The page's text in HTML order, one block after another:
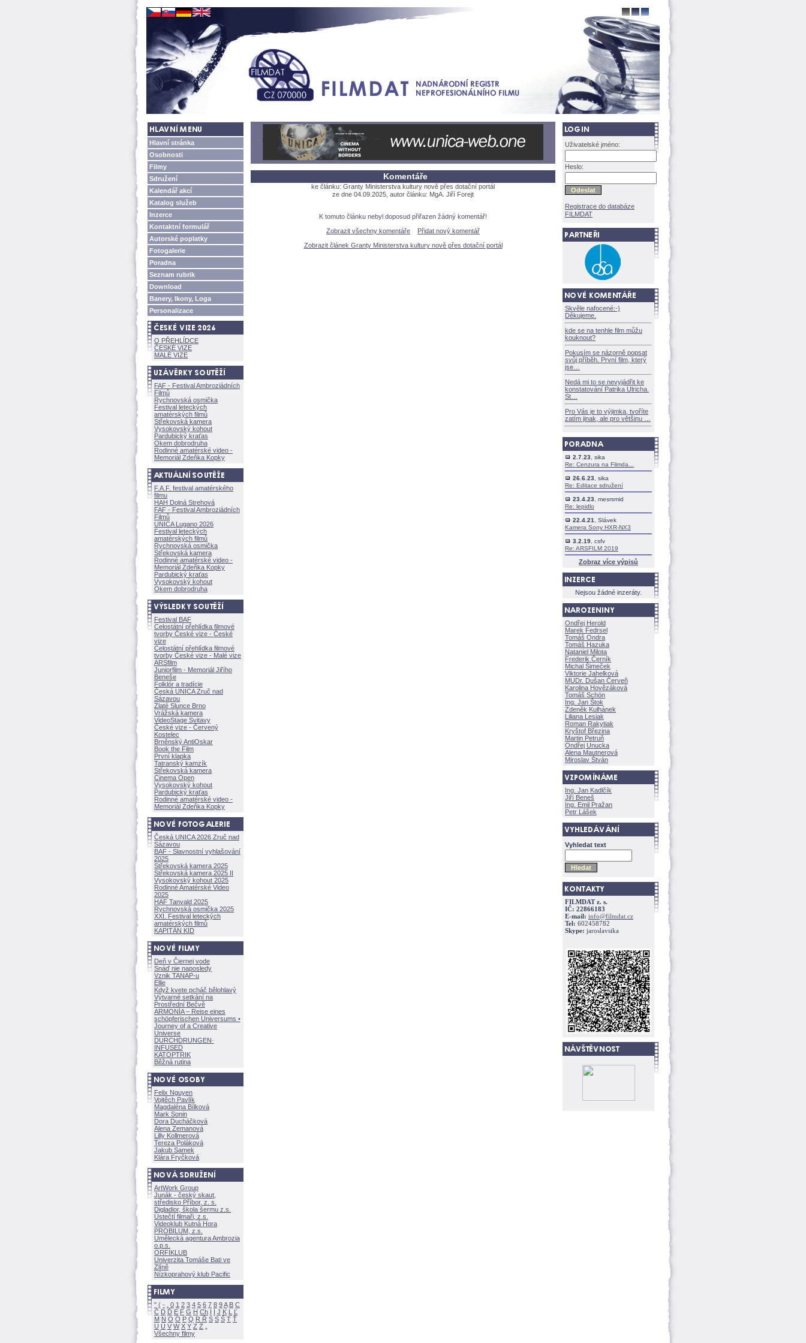
Hlavní stránka
Osobnosti
Filmy
Sdružení
Kalendář akcí
Katalog služeb
Inzerce
Kontaktní formulář
Autorské poplatky
Fotogalerie
Poradna
Seznam rubrik
Download
Banery, Ikony, Loga
Personalizace
O PŘEHLÍDCE
ČESKÉ VIZE
MALÉ VIZE
FAF - Festival Ambroziádních
Filmů
Rychnovská osmička
Festival leteckých
amatérských filmů
Střekovská kamera
Vysokovský kohout
Pardubický kraťas
Okem dobrodruha
Rodinné amatérské video -
Memoriál Zdeňka Kopky
F.A.F. festival amatérského
filmu
HAH Dolná Strehov
FAF - Festival Ambroziádních
Filmů
UNICA Lugano 2026
Festival leteckých
amatérských filmů
Rychnovská osmička
Střekovská kamera
Rodinné amatérské video -
Memoriál Zdeňka Kopky
Pardubický kraťas
Vysokovský kohout
Okem dobrodruha
Festival BAF
Celostátní přehlídka filmové
tvorby České vize - České
vize
Celostátní přehlídka filmové
tvorby České vize - Malé vize
ARSfilm
Juniorfilm - Memoriál Jiřího
Beneše
Folklór a tradície
Česká UNICA Zruč nad
Sázavou
Zlaté Slunce Brno
Vrážská kamera
VideoStage Svitavy
České vize - Červený
Kostelec
Brněnský AntiOskar
Book the Film
První klapka
Tatranský kamzík
Střekovská kamera
Cinema Open
Vysokovský kohout
Pardubický kraťas
Rodinné amatérské video -
Memoriál Zdeňka Kopky
Česká UNICA 2026 Zruč nad
Sázavou
BAF - Slavnostní vyhlašování
2025
Střekovská kamera 2025
Střekovská kamera 2025 II
Vysokovský kohout 2025
Rodinné Amatérské Video
2025
HAF Tanvald 2025
Rychnovská osmička 2025
XXI. Festival leteckých
amatérských filmů
KAPITÁN KID
Deň v Čiernej vode
Snáď nie naposledy
Vznik TANAP-u
Ellie
Když kvete pcháč bělohlavý
Výtvarné setkání na
Prostřední Bečvě
ARMONÍA – Reise eines
schöpferischen Universums •
Journey of a Creative
Universe
DURCHDRUNGEN·
INFUSED
KATOPTRIK
Běžná rutina
Felix Nguyen
Vojtěch Pavlík
Magdaléna Bílkov
Mark Sonin
Dora Ducháčkov
Alena Zemanov
Lilly Kollmerov
Tereza Polákov
Jakub Samek
Klára Fryčkov
ArtWork Group
Junák - český skaut,
středisko Příbor, z. s.
Digladior, škola šermu z.s.
Ústečtí filmaři, z.s.
Videoklub Kutná Hora
PROBILUM, z.s.
Umělecká agentura Ambrozia
o.p.s.
ORFIKLUB
Univerzita Tomáše Bati ve
Zlíně
Nízkoprahový klub Pacific
" ( - 0 1 2 3 4 5 6 7 8 9A B C
Č D Ď E F G H Ch I Í J K L
Ľ
M N O Ó P Q R Ř S Ś T Ť
U Ú V W X Y Z
Všechny filmy
Komentáře
ke článku: Granty Ministerstva kultury nově přes dotační portál
ze dne 04.09.2025, autor článku: MgA. Jiří Forejt
K tomuto článku nebyl doposud přiřazen žádný komentář!
Zobrazit všechny komentáře
Přidat nový komentář
Zobrazit článek Granty Ministerstva kultury nově přes dotační portál
Uživatelské jméno:
Heslo:
Registrace do databáze
FILMDAT
Skvěle nafocené:-)
Děkujeme.
kde se na tenhle film můžu
kouknout?
Pokusím se názorně popsat
svůj příběh. První film, který
jse
Nedá mi to se nevyjádřit ke
konstatování Patrika Ulricha.
St
Pro Vás je to výjimka, tvoříte
zatím jinak, ale pro většinu
2.7.23 , sika
Re: Cenzura na Filmda...
26.6.23 , sika
Re: Editace sdružení
23.4.23 , mesrsmid
Re: lepidlo
22.4.21
, Slávek
Kamera Sony HXR-NX3
3.2.19 , csfv
Re: ARSFILM 2019
Zobraz více výpisů
Nejsou žádné inzeráty.
Ondřej Herold
Marek Fedrsel
Tomáš Ondra
Tomáš Hazuka
Nataniel Milota
Frederik Černík
Michal Šimeček
Viktorie Jahelkov
MUDr. Dušan Červeň
Karolina Hovězákov
Tomáš Schön
Ing. Jan Štok
Zdeněk Kulhánek
Liliana Lesiak
Roman Rakytiak
Kryštof Březina
Martin Petruň
Ondřej Unucka
Alena Mautnerov
Miroslav Štván
Ing. Jan Kadlčík
Jiří Bene
Ing. Emil Pražan
Petr Lášek
Vyhledat text
FILMDAT z. s.
IČ: 22866183
E-mail: info@filmdat.cz
Tel: 602458782
Skype: jaroslavsika